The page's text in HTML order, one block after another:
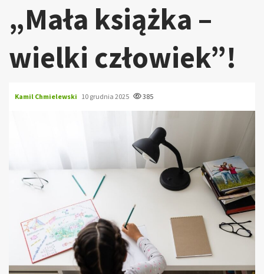
„Mała książka –
wielki człowiek”!
Kamil Chmielewski 10 grudnia 2025 385